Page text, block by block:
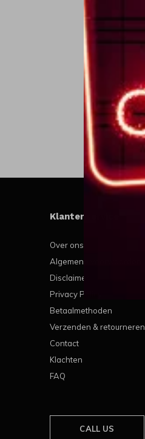
Klantenservice
Over ons
Algemene voorwaarden
Disclaimer
Privacy Policy
Betaalmethoden
Verzenden & retourneren
Contact
Klachten
FAQ
CALL US